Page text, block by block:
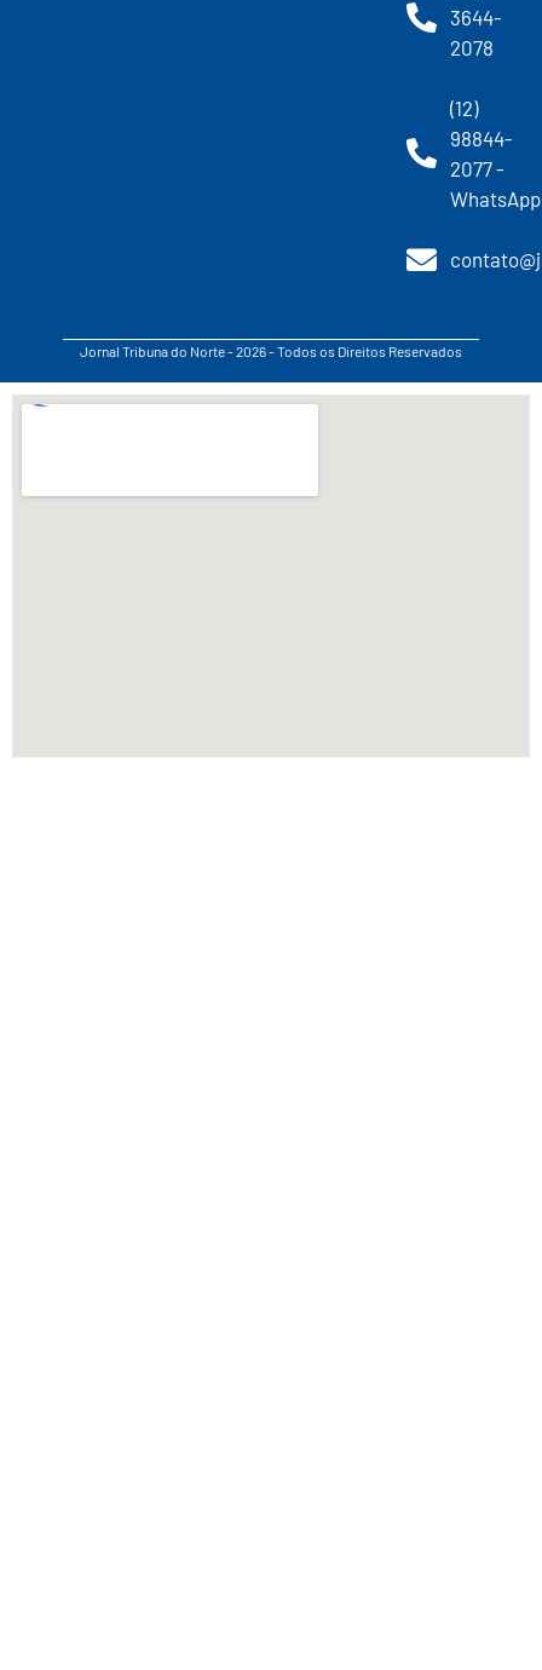
3644-
2078
(12)
98844-
2077 -
WhatsApp
Jornal Tribuna do Norte - 2026 - Todos os Direitos Reservados